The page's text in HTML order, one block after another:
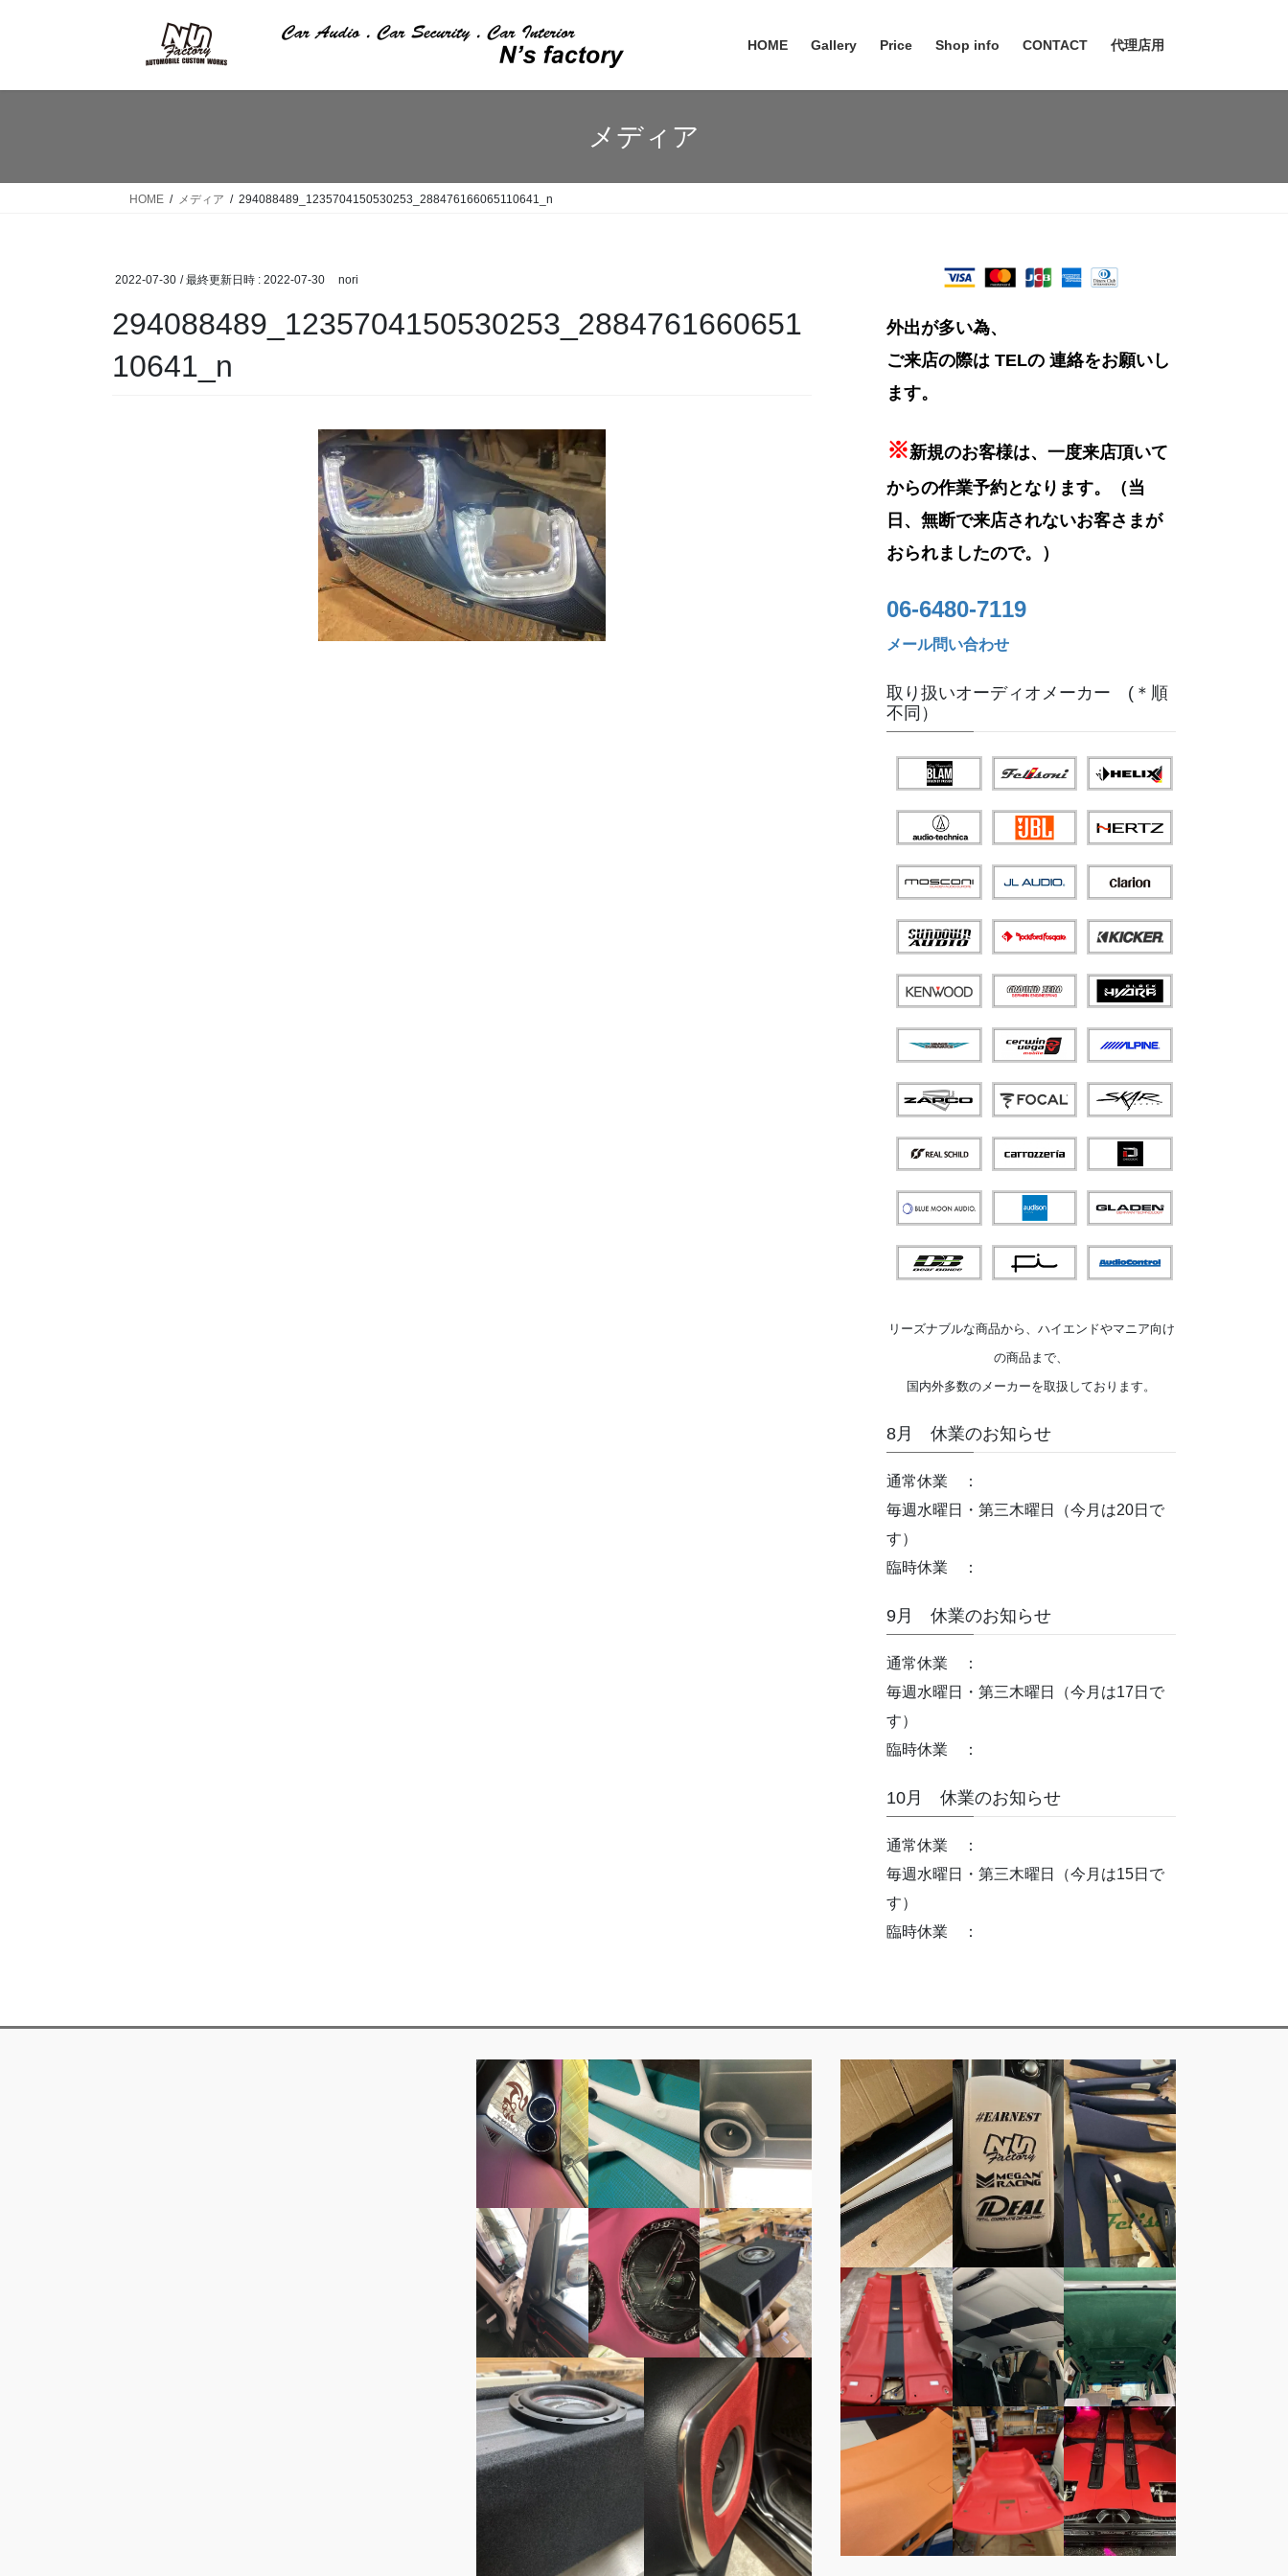
HOME Gallery Price Shop info CONTACT 代理店用
メディア
HOME メディア 294088489_1235704150530253_288476166065110641_n
2022-07-30 / 最終更新日時 : 2022-07-30 nori
294088489_1235704150530253_2884761660651
10641_n
外出が多い為、
ご来店の際は TELの連絡をお願いし
ます。
※新規のお客様は、一度来店頂いて
からの作業予約となります。（当
日、無断で来店されないお客さまが
おられましたので。）
06-6480-7119
メール問い合わせ
取り扱いオーディオメーカー (＊順
不同）
リーズナブルな商品から、ハイエンドやマニア向け
の商品まで、
国内外多数のメーカーを取扱しております。
8月 休業のお知らせ
通常休業 ：
毎週水曜日・第三木曜日（今月は20日で
す）
臨時休業 ：
9月 休業のお知らせ
通常休業 ：
毎週水曜日・第三木曜日（今月は17日で
す）
臨時休業 ：
10月 休業のお知らせ
通常休業 ：
毎週水曜日・第三木曜日（今月は15日で
す）
臨時休業 ：